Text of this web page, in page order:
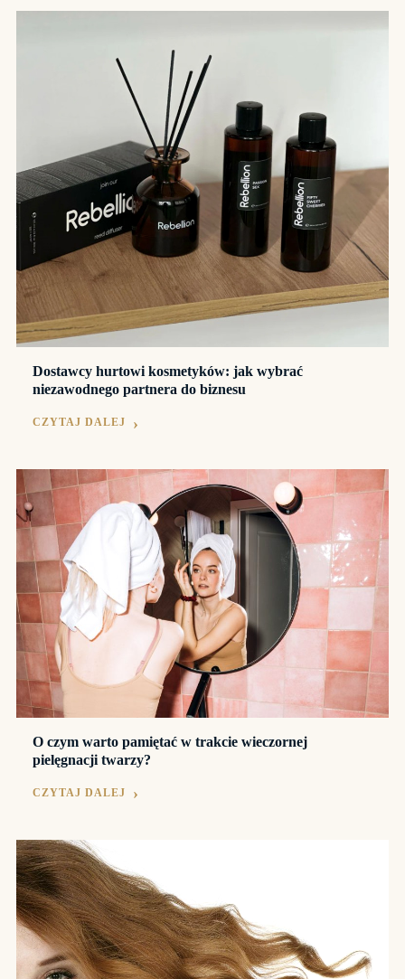
Dostawcy hurtowi kosmetyków: jak wybrać
niezawodnego partnera do biznesu
CZYTAJ DALEJ
O czym warto pamiętać w trakcie wieczornej
pielęgnacji twarzy?
CZYTAJ DALEJ